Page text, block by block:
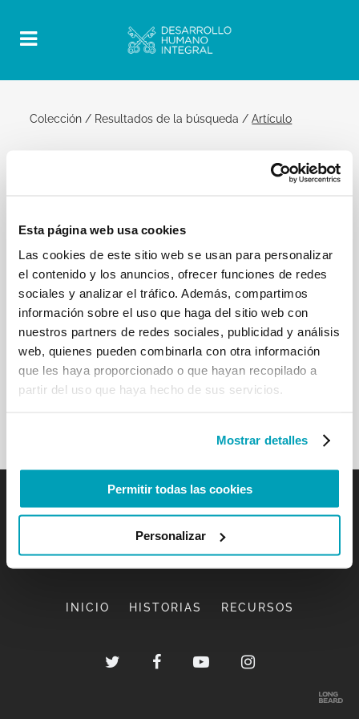
Esta página web usa cookies
Las cookies de este sitio web se usan para personalizar
el contenido y los anuncios, ofrecer funciones de redes
sociales y analizar el tráfico. Además, compartimos
información sobre el uso que haga del sitio web con
nuestros partners de redes sociales, publicidad y análisis
web, quienes pueden combinarla con otra información
que les haya proporcionado o que hayan recopilado a
partir del uso que haya hecho de sus servicios.
Mostrar detalles
Permitir todas las cookies
Personalizar
Colección / Resultados de la búsqueda /Artículo
PAPA FRANCISCO AUDIENCIA GENERAL
PLAZA DE SAN PEDRO
[…] No olvidemos que la custodia atenta de la vida
del Niño comportó también el exilio en Egipto, la
dura experiencia de vivir como refugiados —José
fue un refugiado, con María y Jesús— para escapar
de la amenaza de Herodes.[…]
Volver a los resultados
INICIO HISTORIAS RECURSOS